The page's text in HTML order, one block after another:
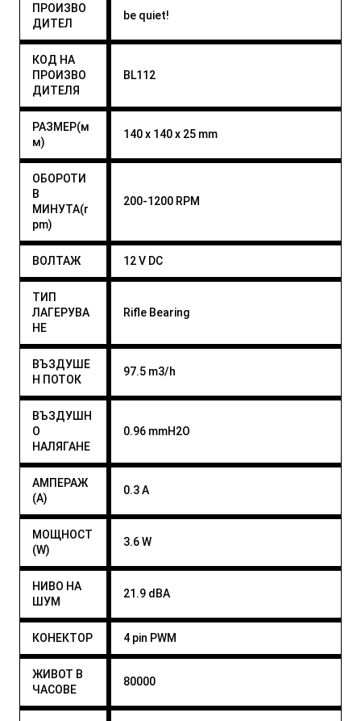
ПРОИЗВО
ДИТЕЛ
be quiet!
КОД НА
ПРОИЗВО
ДИТЕЛЯ
BL112
РАЗМЕР(м
м)
140 x 140 x 25 mm
ОБОРОТИ
В
МИНУТА(r
pm)
200-1200 RPM
ВОЛТАЖ 12 V DC
ТИП
ЛАГЕРУВА
НЕ
Rifle Bearing
ВЪЗДУШЕ
Н ПОТОК
97.5 m3/h
ВЪЗДУШН
О
НАЛЯГАНЕ
0.96 mmH2O
АМПЕРАЖ
(A)
0.3 A
МОЩНОСТ
(W)
3.6 W
НИВО НА
ШУМ
21.9 dBA
КОНЕКТОР 4 pin PWM
ЖИВОТ В
ЧАСОВЕ
80000